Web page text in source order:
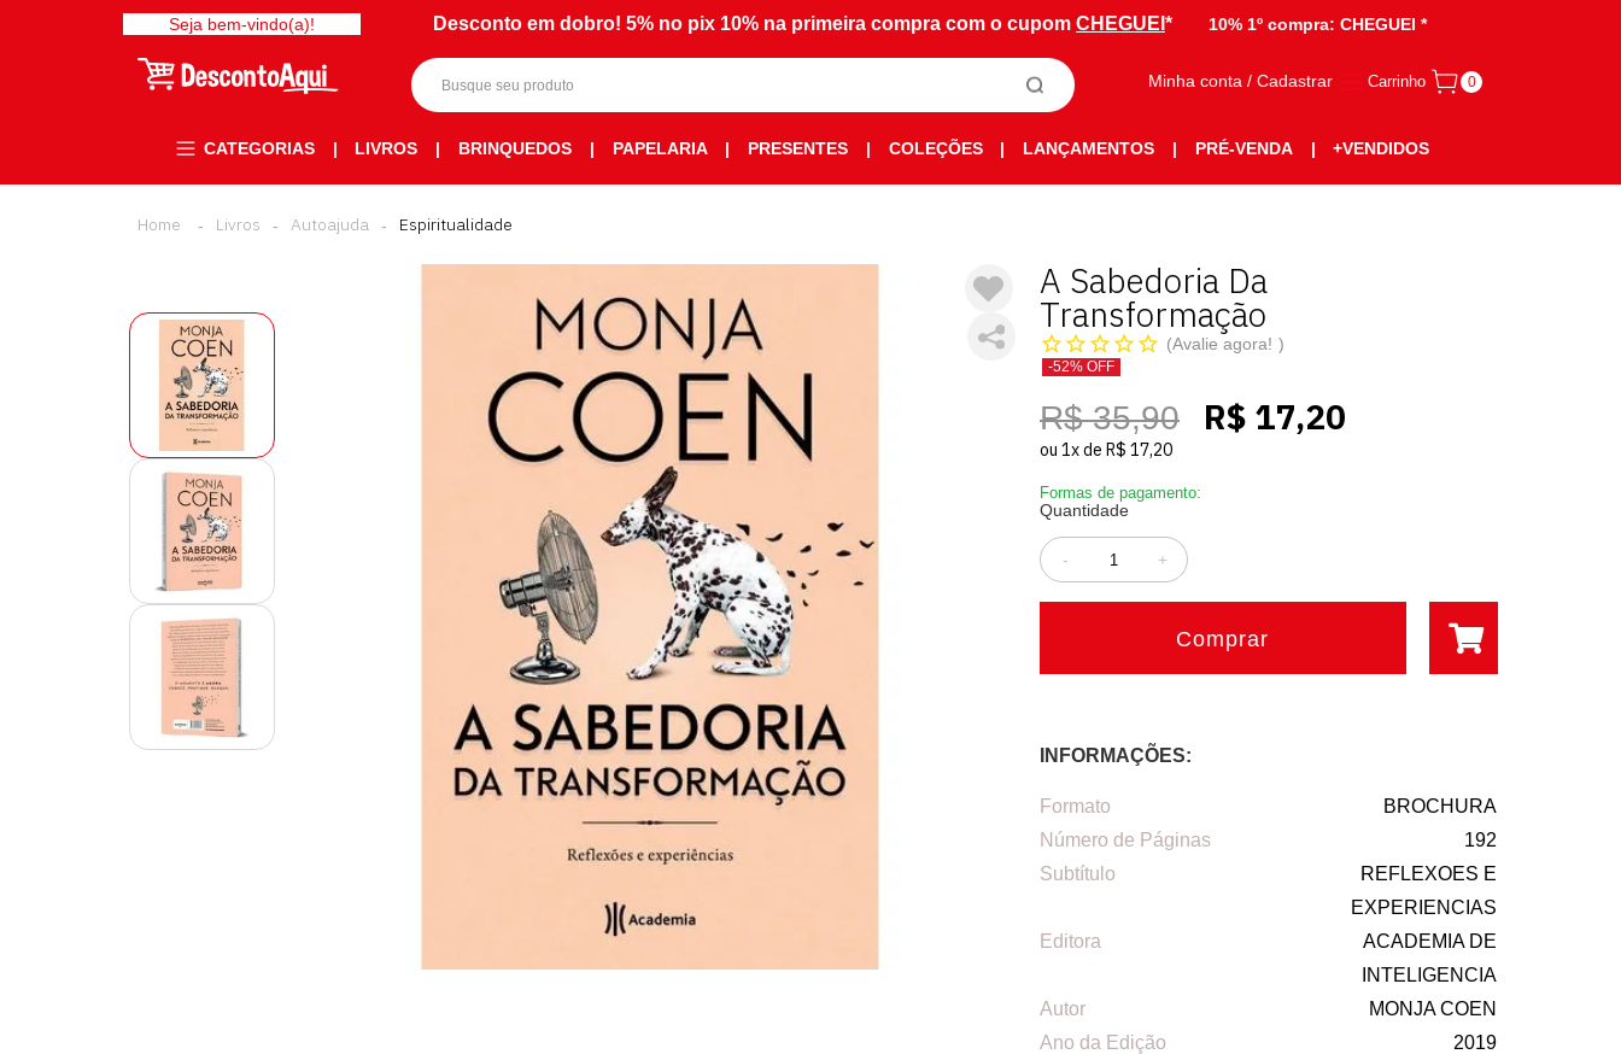
Seja bem-vindo(a)! Desconto em dobro! 5% no pix 10% na primeira compra com o cupom CHEGUEI * 10% 1º compra: CHEGUEI *
Minha conta / Cadastrar Carrinho 0
CATEGORIAS | LIVROS | BRINQUEDOS | PAPELARIA | PRESENTES | COLEÇÕES | LANÇAMENTOS | PRÉ-VENDA | +VENDIDOS
Livros Autoajuda Espiritualidade
A Sabedoria Da
Transformação
Avalie agora!
-52% OFF
R$ 35,90 R$ 17,20
ou 1xde R$ 17,20
Formas de pagamento:
Quantidade
+
-
Comprar
INFORMAÇÕES:
Formato
BROCHURA
Número de Páginas
192
Subtítulo
REFLEXOES E
EXPERIENCIAS
Editora
ACADEMIA DE
INTELIGENCIA
Autor
MONJA COEN
Ano da Edição
2019